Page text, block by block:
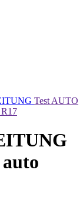
Test AUTO